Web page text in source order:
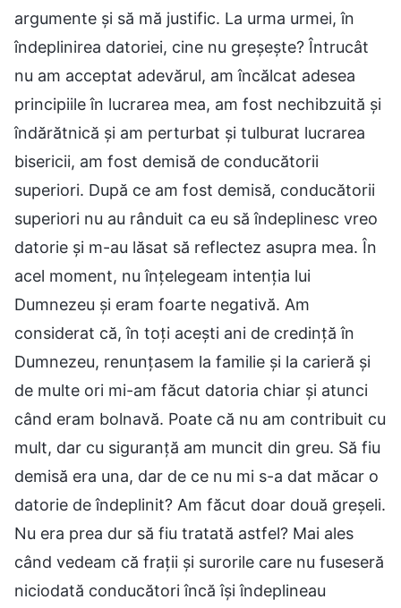
argumente și să mă justific. La urma urmei, în
îndeplinirea datoriei, cine nu greșește? Întrucât
nu am acceptat adevărul, am încălcat adesea
principiile în lucrarea mea, am fost nechibzuită și
îndărătnică și am perturbat și tulburat lucrarea
bisericii, am fost demisă de conducătorii
superiori. După ce am fost demisă, conducătorii
superiori nu au rânduit ca eu să îndeplinesc vreo
datorie și m-au lăsat să reflectez asupra mea. În
acel moment, nu înțelegeam intenția lui
Dumnezeu și eram foarte negativă. Am
considerat că, în toți acești ani de credință în
Dumnezeu, renunțasem la familie și la carieră și
de multe ori mi-am făcut datoria chiar și atunci
când eram bolnavă. Poate că nu am contribuit cu
mult, dar cu siguranță am muncit din greu. Să fiu
demisă era una, dar de ce nu mi s-a dat măcar o
datorie de îndeplinit? Am făcut doar două greșeli.
Nu era prea dur să fiu tratată astfel? Mai ales
când vedeam că frații și surorile care nu fuseseră
niciodată conducători încă își îndeplineau